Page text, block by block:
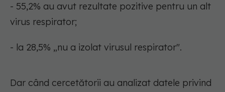
- 55,2% au avut rezultate pozitive pentru un alt
virus respirator;
- la 28,5% „nu a izolat virusul respirator".
Dar când cercetătorii au analizat datele privind